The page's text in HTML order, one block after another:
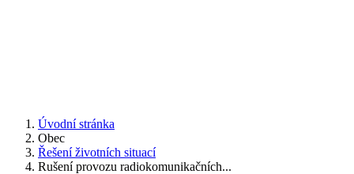
Úvodní stránka
Obec
Řešení životních situací
Rušení provozu radiokomunikačních...